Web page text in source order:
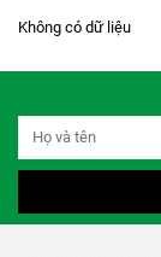
Không có dữ liệu